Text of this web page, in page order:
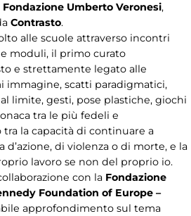
Umberto Veronesi,
Contrasto.
alle scuole attraverso incontri
moduli, il primo curato
e strettamente legato alle
immagine, scatti paradigmatici,
limite, gesti, pose plastiche, giochi
tra le più fedeli e
la capacità di continuare a
di violenza o di morte, e la
lavoro se non del proprio io.
con la Fondazione
Foundation of Europe –
approfondimento sul tema